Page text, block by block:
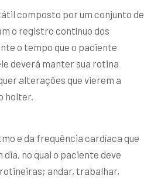
composto por um conjunto de
o registro contínuo dos
o tempo que o paciente
deverá manter sua rotina
alterações que vierem a
holter.
e da frequência cardíaca que
no qual o paciente deve
andar, trabalhar,